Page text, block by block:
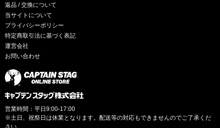
返品 / 交換について
当サイトについて
プライバシーポリシー
特定商取引法に基づく表記
運営会社
お問い合わせ
営業時間：平日9:00-17:00
※土日、祝祭日は休業となります。配送等の対応もできませんのでご了承くだ